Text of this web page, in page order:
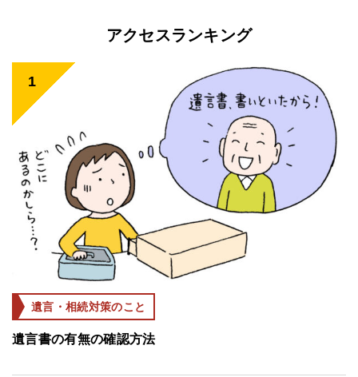
アクセスランキング
遺言・相続対策のこと
遺言書の有無の確認方法